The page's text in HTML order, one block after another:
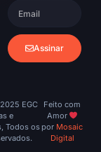
Assinar
EGC
e
Todos os
Feito com
Amor
por Mosaic
Digital